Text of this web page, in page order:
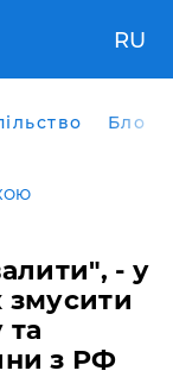
RU
Блоги
- у
змусити
та
з РФ